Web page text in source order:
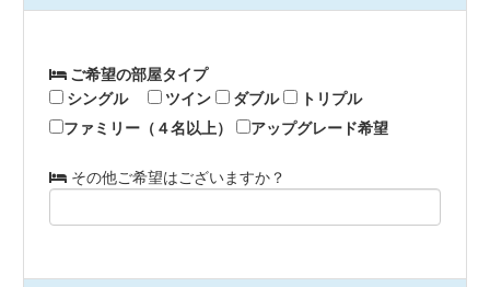
ご希望の部屋タイプ
シングル
ツイン ダブル
トリプル
ファミリー（４名以上）
アップグレード希望
その他ご希望はございますか？